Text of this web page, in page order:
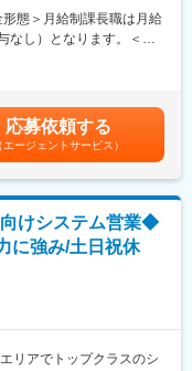
ができます。
が整っています。
時間含む）
時間含む）
適性に応じて正式に決定
実管理・コスト管理な
診・外来診療）
の組織イメージとなりま
本文参照
態＞月給制課長職は月給
し）となります。＜賃
月分（前年度実績）
（賞与別）、月額
額・賞与なし）賃金はあ
て上下する可能性があり
記です。
応募依頼する
エージェントサービス）
けシステム営業◆
に強み/土日祝休
リアでトップクラスのシ